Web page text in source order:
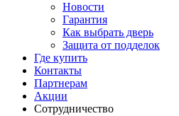
Новости
Гарантия
Как выбрать дверь
Защита от подделок
Где купить
Контакты
Партнерам
Акции
Сотрудничество